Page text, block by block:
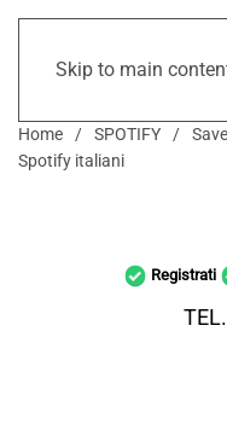
Skip to main
Home SPOTIFY
Spotify italiani
Registrati